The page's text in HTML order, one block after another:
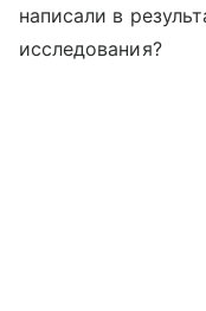
написали в
исследования?